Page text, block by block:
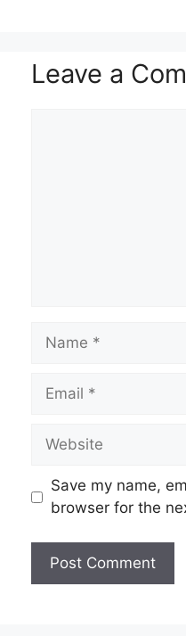
Leave a
Name
Email
Website
Save my name,
browser for the